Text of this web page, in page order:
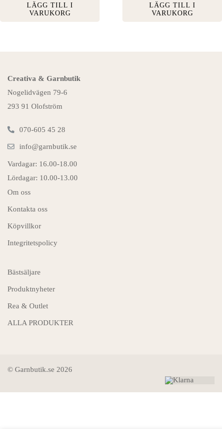
LÄGG TILL I
VARUKORG
LÄGG TILL I
VARUKORG
Creativa & Garnbutik
Nogelidvägen 79-6
293 91 Olofström
070-605 45 28
info@garnbutik.se
Vardagar: 16.00-18.00
Lördagar: 10.00-13.00
Om oss
Kontakta oss
Köpvillkor
Integritetspolicy
Bästsäljare
Produktnyheter
Rea & Outlet
ALLA PRODUKTER
© Garnbutik.se 2026